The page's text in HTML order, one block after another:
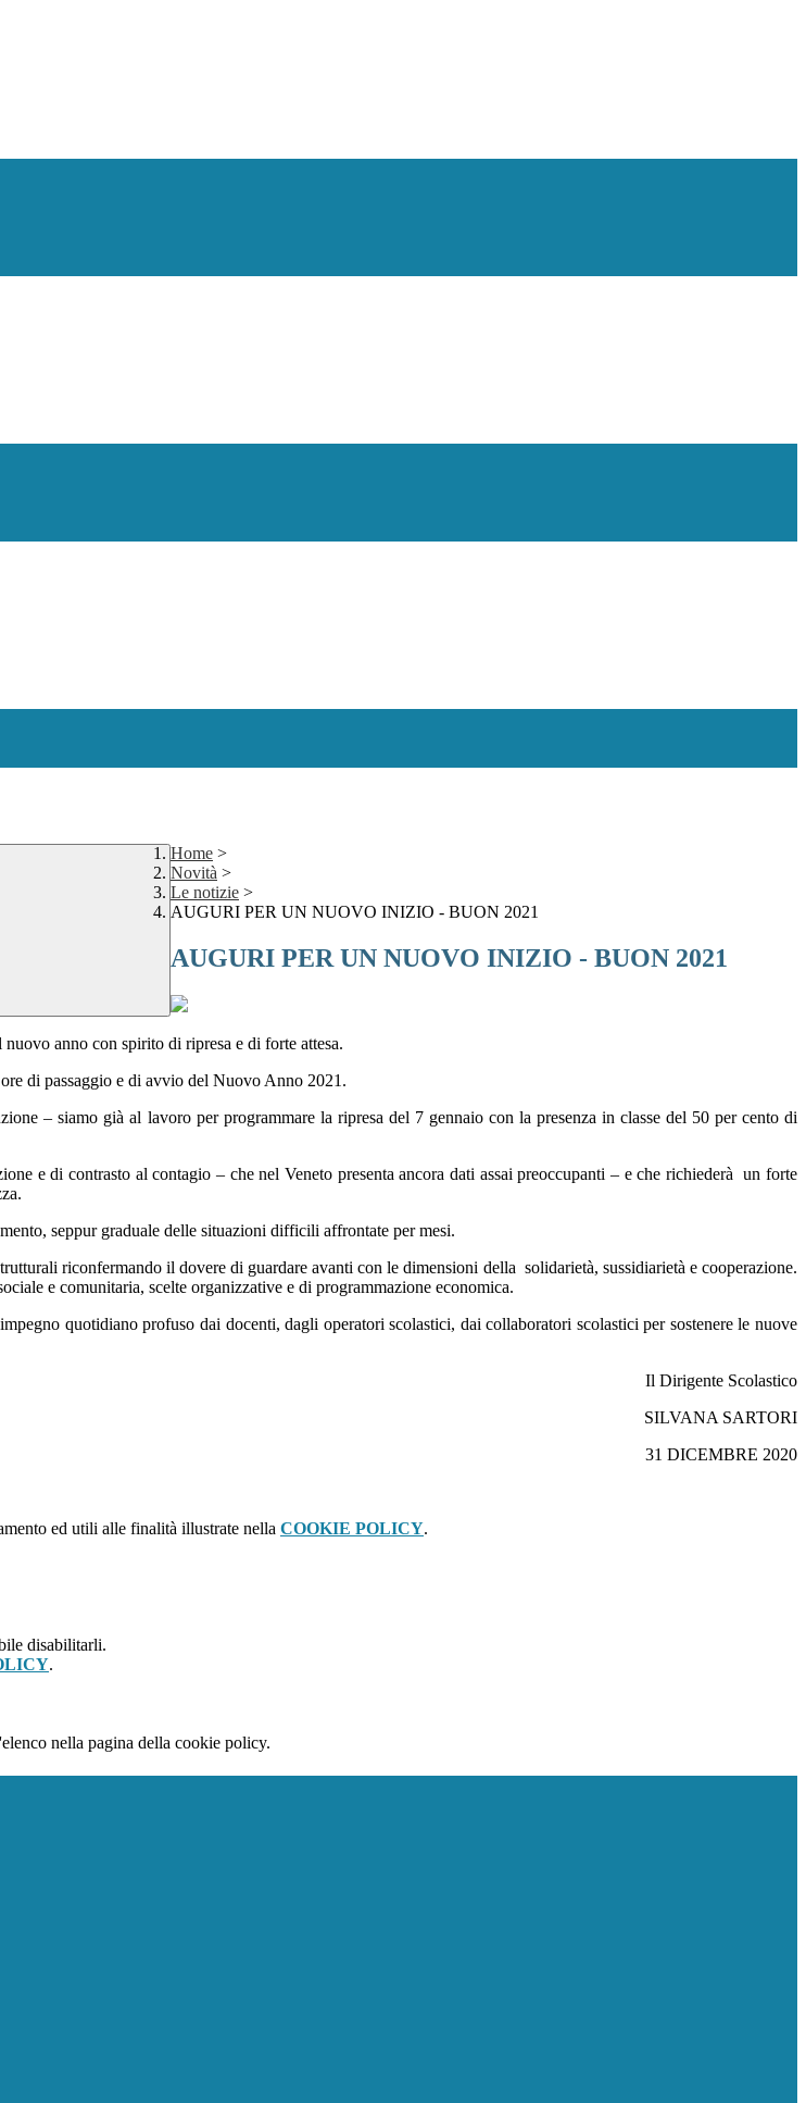
Home >
Novità >
Le notizie >
AUGURI PER UN NUOVO INIZIO - BUON 2021
AUGURI PER UN NUOVO INIZIO - BUON 2021
anno con spirito di ripresa e di forte attesa.
di passaggio e di avvio del Nuovo Anno 2021.
– siamo già al lavoro per programmare la ripresa del 7 gennaio con la presenza in classe del 50 per cento di
e di contrasto al contagio – che nel Veneto presenta ancora dati assai preoccupanti – e che richiederà un forte
seppur graduale delle situazioni difficili affrontate per mesi.
riconfermando il dovere di guardare avanti con le dimensioni della solidarietà, sussidiarietà e cooperazione.
e comunitaria, scelte organizzative e di programmazione economica.
quotidiano profuso dai docenti, dagli operatori scolastici, dai collaboratori scolastici per sostenere le nuove
Il Dirigente Scolastico
SILVANA SARTORI
31 DICEMBRE 2020
ed utili alle finalità illustrate nella COOKIE POLICY.
disabilitarli.
.
nella pagina della cookie policy.